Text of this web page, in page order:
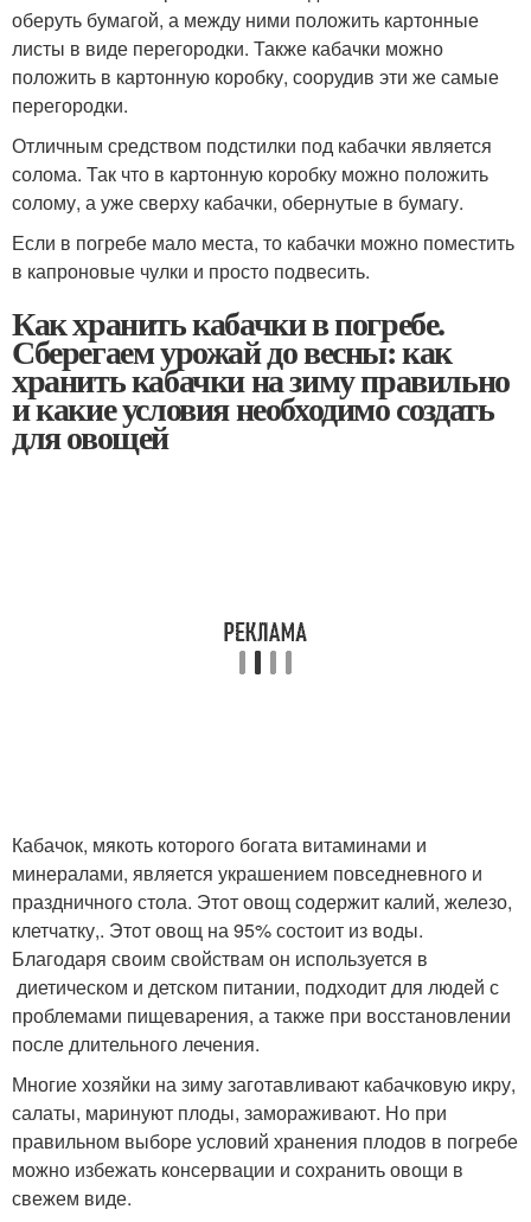
оберуть бумагой, а между ними положить картонные
листы в виде перегородки. Также кабачки можно
положить в картонную коробку, соорудив эти же самые
перегородки.
Отличным средством подстилки под кабачки является
солома. Так что в картонную коробку можно положить
солому, а уже сверху кабачки, обернутые в бумагу.
Если в погребе мало места, то кабачки можно поместить
в капроновые чулки и просто подвесить.
Как хранить кабачки в погребе.
Сберегаем урожай до весны: как
хранить кабачки на зиму правильно
и какие условия необходимо создать
для овощей
Кабачок, мякоть которого богата витаминами и
минералами, является украшением повседневного и
праздничного стола. Этот овощ содержит калий, железо,
клетчатку,. Этот овощ на 95% состоит из воды.
Благодаря своим свойствам он используется в
диетическом и детском питании, подходит для людей с
проблемами пищеварения, а также при восстановлении
после длительного лечения.
Многие хозяйки на зиму заготавливают кабачковую икру,
салаты, маринуют плоды, замораживают. Но при
правильном выборе условий хранения плодов в погребе
можно избежать консервации и сохранить овощи в
свежем виде.